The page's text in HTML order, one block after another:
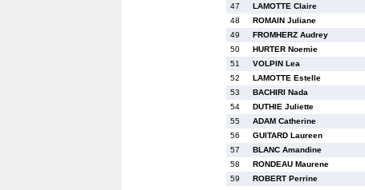
47
LAMOTTE Claire
48
ROMAIN Juliane
49
FROMHERZ Audrey
50
HURTER Noemie
51
VOLPIN Lea
52
LAMOTTE Estelle
53
BACHIRI Nada
54
DUTHIE Juliette
55
ADAM Catherine
56
GUITARD Laureen
57
BLANC Amandine
58
RONDEAU Maurene
59
ROBERT Perrine